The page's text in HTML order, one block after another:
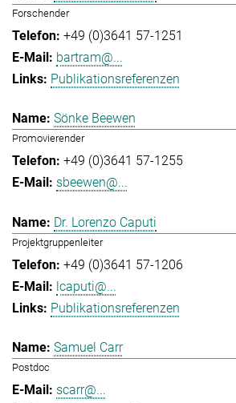
Forschender
+49 (0)3641 57-1251
bartram@...
Publikationsreferenzen
Sönke Beewen
Promovierender
+49 (0)3641 57-1255
sbeewen@...
Dr. Lorenzo Caputi
Projektgruppenleiter
+49 (0)3641 57-1206
lcaputi@...
Publikationsreferenzen
Samuel Carr
Postdoc
scarr@...